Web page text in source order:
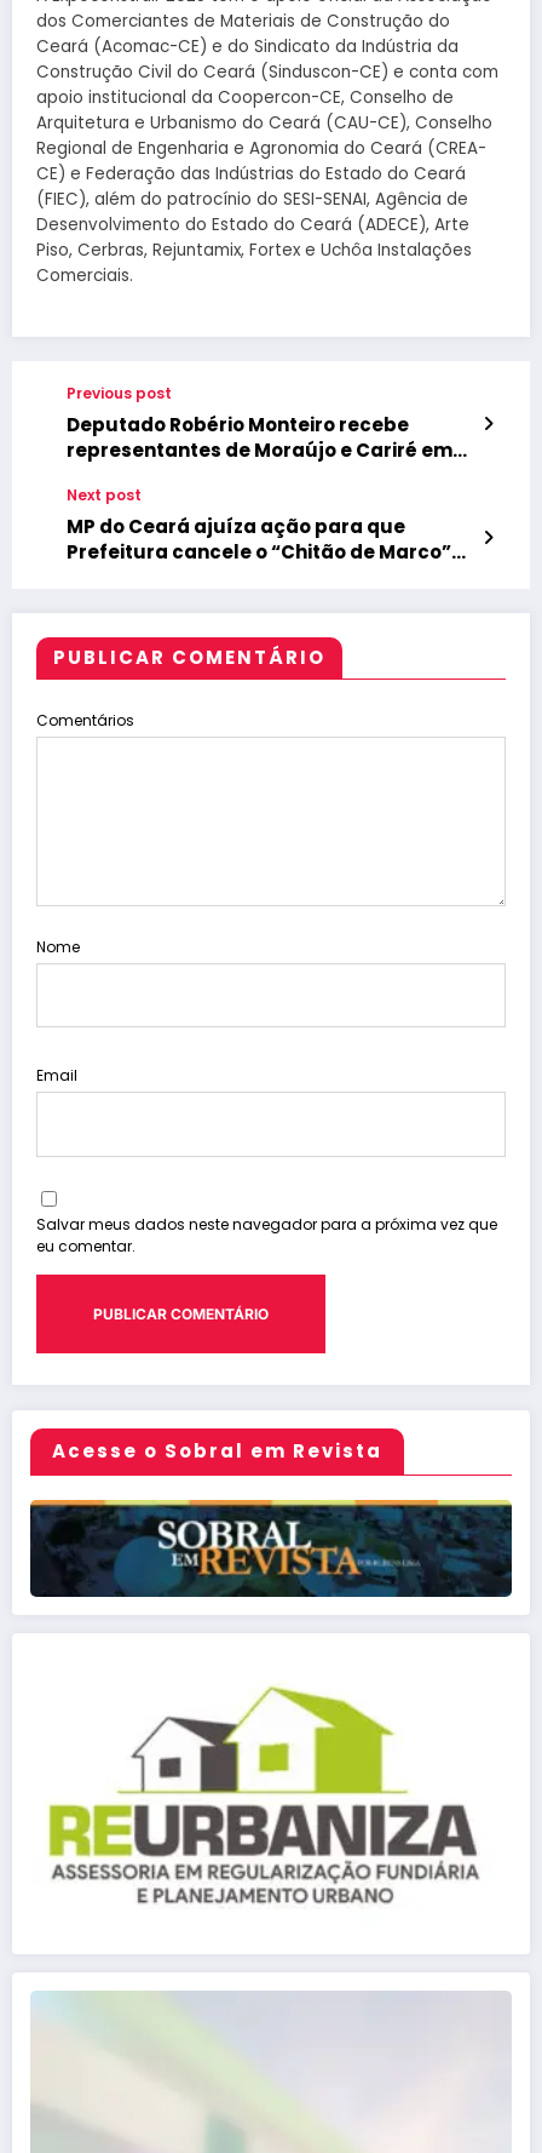
dos Comerciantes de Materiais de Construção do
Ceará (Acomac-CE) e do Sindicato da Indústria da
Construção Civil do Ceará (Sinduscon-CE) e conta com
apoio institucional da Coopercon-CE, Conselho de
Arquitetura e Urbanismo do Ceará (CAU-CE), Conselho
Regional de Engenharia e Agronomia do Ceará (CREA-
CE) e Federação das Indústrias do Estado do Ceará
(FIEC), além do patrocínio do SESI-SENAI, Agência de
Desenvolvimento do Estado do Ceará (ADECE), Arte
Piso, Cerbras, Rejuntamix, Fortex e Uchôa Instalações
Comerciais.
Previous post
Deputado Robério Monteiro recebe
representantes de Moraújo e Cariré em
Next post
MP do Ceará ajuíza ação para que
Prefeitura cancele o “Chitão de Marco”
PUBLICAR COMENTÁRIO
Comentários
Nome
Email
Salvar meus dados neste navegador para a próxima vez que
eu comentar.
Acesse o Sobral em Revista